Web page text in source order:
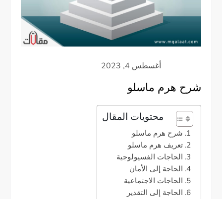
شرح هرم ماسلو
محتويات المقال
شرح هرم ماسلو
تعريف هرم ماسلو
الحاجات الفسيولوجية
الحاجة إلى الأمان
الحاجات الاجتماعية
الحاجة إلى التقدير